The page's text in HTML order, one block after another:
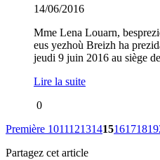
14/06/2016
Mme Lena Louarn,
eus yezhoù Breizh ha
jeudi 9 juin 2016 au siège
Lire la suite
0
Première 10111213141516171819
Partagez cet article